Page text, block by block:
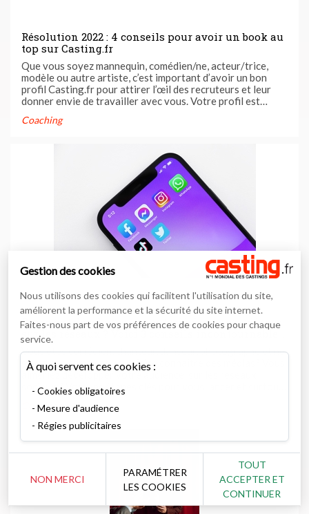
Résolution 2022 : 4 conseils pour avoir un book au
top sur Casting.fr
Que vous soyez mannequin, comédien/ne, acteur/trice,
modèle ou autre artiste, c’est important d’avoir un bon
profil Casting.fr pour attirer l’œil des recruteurs et leur
donner envie de travailler avec vous. Votre profil est
votre personnalité, votre côté artistique, votre
Coaching
Comment développer sa notoriété et son audience
sur les réseaux ? Voici 3 conseils incontournables
pour que votre talent rayonne en 2022!
Vous êtes comédien, chanteur, danseur, photographe et ne
savez pas comment vous faire connaître des médias? Vous
aimeriez développer votre audience sur les réseaux
sociaux ? Voici les étapes clés pour vous lancer et surtout
que ça fonctionne.
Coaching
Gestion des cookies
Nous utilisons des cookies qui facilitent l'utilisation du site,
améliorent la performance et la sécurité du site internet.
Faites-nous part de vos préférences de cookies pour chaque
service.
À quoi servent ces cookies :
Cookies obligatoires
Mesure d'audience
Régies publicitaires
NON MERCI
PARAMÉTRER
LES COOKIES
TOUT
ACCEPTER ET
CONTINUER